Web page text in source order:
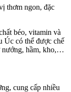
thơm ngon, đặc
béo, vitamin và
Úc có thể được chế
nướng, hầm, kho,…
cung cấp nhiều